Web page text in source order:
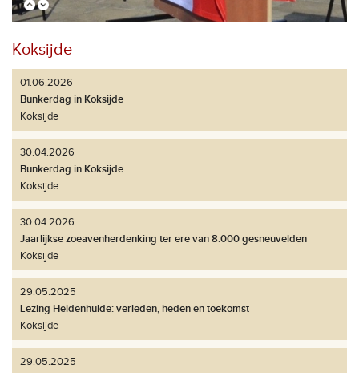
Koksijde
01.06.2026
Bunkerdag in Koksijde
Koksijde
30.04.2026
Bunkerdag in Koksijde
Koksijde
30.04.2026
Jaarlijkse zoeavenherdenking ter ere van 8.000 gesneuvelden
Koksijde
29.05.2025
Lezing Heldenhulde: verleden, heden en toekomst
Koksijde
29.05.2025